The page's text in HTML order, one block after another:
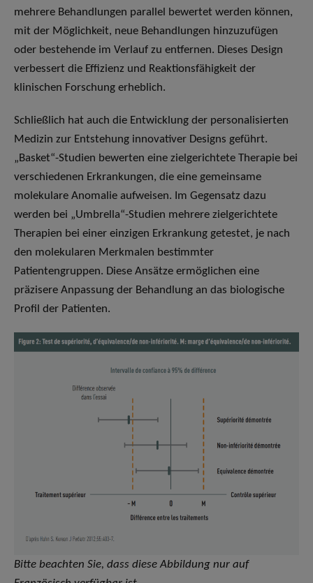
mehrere Behandlungen parallel bewertet werden können,
mit der Möglichkeit, neue Behandlungen hinzuzufügen
oder bestehende im Verlauf zu entfernen. Dieses Design
verbessert die Effizienz und Reaktionsfähigkeit der
klinischen Forschung erheblich.
Schließlich hat auch die Entwicklung der personalisierten
Medizin zur Entstehung innovativer Designs geführt.
„Basket“-Studien bewerten eine zielgerichtete Therapie bei
verschiedenen Erkrankungen, die eine gemeinsame
molekulare Anomalie aufweisen. Im Gegensatz dazu
werden bei „Umbrella“-Studien mehrere zielgerichtete
Therapien bei einer einzigen Erkrankung getestet, je nach
den molekularen Merkmalen bestimmter
Patientengruppen. Diese Ansätze ermöglichen eine
präzisere Anpassung der Behandlung an das biologische
Profil der Patienten.
Bitte beachten Sie, dass diese Abbildung nur auf